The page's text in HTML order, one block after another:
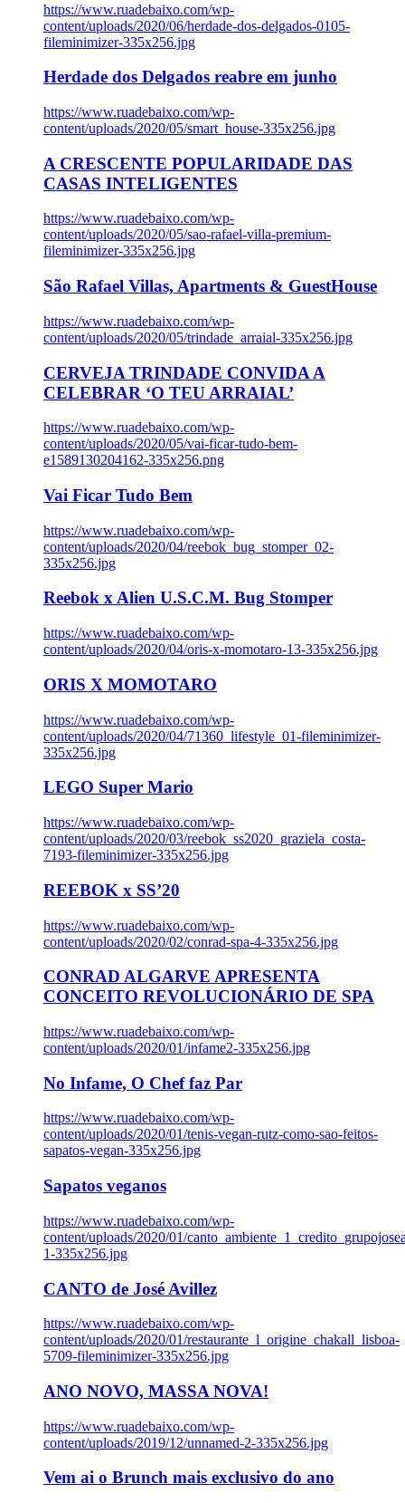
https://www.ruadebaixo.com/wp-
content/uploads/2020/06/herdade-dos-delgados-0105-
fileminimizer-335x256.jpg
Herdade dos Delgados reabre em junho
https://www.ruadebaixo.com/wp-
content/uploads/2020/05/smart_house-335x256.jpg
A CRESCENTE POPULARIDADE DAS
CASAS INTELIGENTES
https://www.ruadebaixo.com/wp-
content/uploads/2020/05/sao-rafael-villa-premium-
fileminimizer-335x256.jpg
São Rafael Villas, Apartments & GuestHouse
https://www.ruadebaixo.com/wp-
content/uploads/2020/05/trindade_arraial-335x256.jpg
CERVEJA TRINDADE CONVIDA A
CELEBRAR ‘O TEU ARRAIAL’
https://www.ruadebaixo.com/wp-
content/uploads/2020/05/vai-ficar-tudo-bem-
e1589130204162-335x256.png
Vai Ficar Tudo Bem
https://www.ruadebaixo.com/wp-
content/uploads/2020/04/reebok_bug_stomper_02-
335x256.jpg
Reebok x Alien U.S.C.M. Bug Stomper
https://www.ruadebaixo.com/wp-
content/uploads/2020/04/oris-x-momotaro-13-335x256.jpg
ORIS X MOMOTARO
https://www.ruadebaixo.com/wp-
content/uploads/2020/04/71360_lifestyle_01-fileminimizer-
335x256.jpg
LEGO Super Mario
https://www.ruadebaixo.com/wp-
content/uploads/2020/03/reebok_ss2020_graziela_costa-
7193-fileminimizer-335x256.jpg
REEBOK x SS’20
https://www.ruadebaixo.com/wp-
content/uploads/2020/02/conrad-spa-4-335x256.jpg
CONRAD ALGARVE APRESENTA
CONCEITO REVOLUCIONÁRIO DE SPA
https://www.ruadebaixo.com/wp-
content/uploads/2020/01/infame2-335x256.jpg
No Infame, O Chef faz Par
https://www.ruadebaixo.com/wp-
content/uploads/2020/01/tenis-vegan-rutz-como-sao-feitos-
sapatos-vegan-335x256.jpg
Sapatos veganos
https://www.ruadebaixo.com/wp-
content/uploads/2020/01/
1-335x256.jpg
CANTO de José Avillez
https://www.ruadebaixo.com/wp-
content/uploads/2020/01/restaurante_l_origine_chakall_lisboa-
5709-fileminimizer-335x256.jpg
ANO NOVO, MASSA NOVA!
https://www.ruadebaixo.com/wp-
content/uploads/2019/12/unnamed-2-335x256.jpg
Vem ai o Brunch mais exclusivo do ano